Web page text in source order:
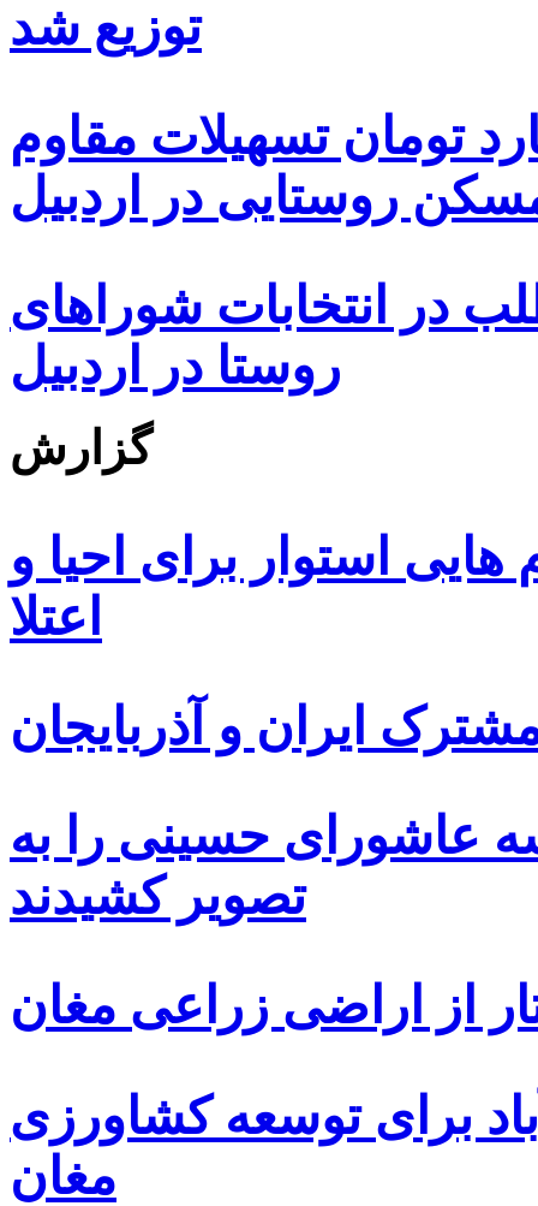
توزیع شد
هزار و ۴۸۰ میلیارد تومان تسهیلات مقاوم
روستایی در اردبیل
از ۵۰۰۰ داوطلب در انتخابات شوراهای
روستا در اردبیل
گزارش
استوار برای احیا و
اعتلا
ایران و آذربایجان
عاشورای حسینی را به
تصویر کشیدند
از اراضی زراعی مغان
برای توسعه کشاورزی
مغان